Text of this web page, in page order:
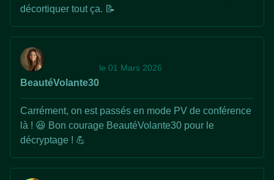
décortiquer tout ça. 📝
BeautéVolante30
le 01 Mars 2026
Carrément, on est passés en mode PV de conférence
là ! 😆 Bon courage BeautéVolante30 pour le
décryptage ! 💪